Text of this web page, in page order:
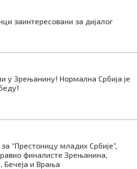
заинтересовани за дијалог
у Зрењанину! Нормална Србија је
“Престоницу младих Србије”,
финалисте Зрењанина,
Бечеја и Врања